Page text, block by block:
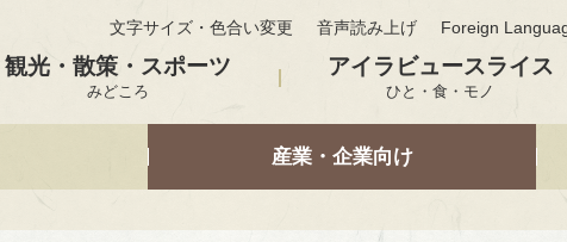
文字サイズ・色合い変更 音声読み上げ Foreign
観光・散策・スポーツ
みどころ
アイラビュースライス
ひと・食・モノ
産業・企業向け